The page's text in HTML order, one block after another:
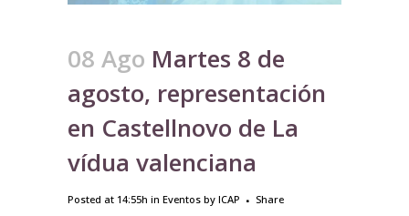
08 Ago Martes 8 de
agosto, representación
en Castellnovo de La
vídua valenciana
Posted at 14:55h in Eventos by ICAP Share